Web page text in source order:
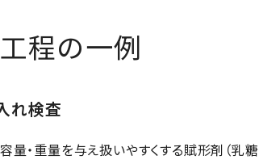
程の一例
れ検査
量・重量を与え扱いやすくする賦形剤（乳糖